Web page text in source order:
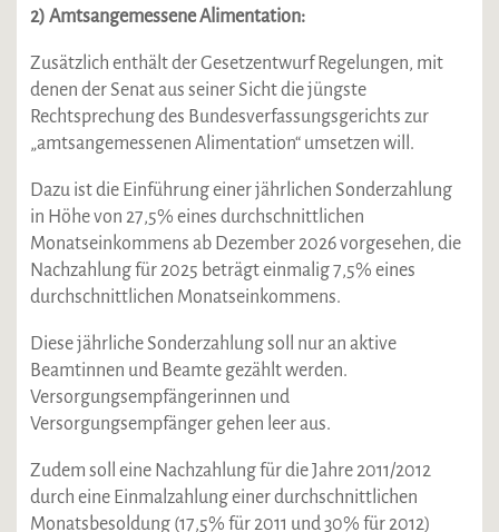
2) Amtsangemessene Alimentation:
Zusätzlich enthält der Gesetzentwurf Regelungen, mit
denen der Senat aus seiner Sicht die jüngste
Rechtsprechung des Bundesverfassungsgerichts zur
„amtsangemessenen Alimentation“ umsetzen will.
Dazu ist die Einführung einer jährlichen Sonderzahlung
in Höhe von 27,5% eines durchschnittlichen
Monatseinkommens ab Dezember 2026 vorgesehen, die
Nachzahlung für 2025 beträgt einmalig 7,5% eines
durchschnittlichen Monatseinkommens.
Diese jährliche Sonderzahlung soll nur an aktive
Beamtinnen und Beamte gezählt werden.
Versorgungsempfängerinnen und
Versorgungsempfänger gehen leer aus.
Zudem soll eine Nachzahlung für die Jahre 2011/2012
durch eine Einmalzahlung einer durchschnittlichen
Monatsbesoldung (17,5% für 2011 und 30% für 2012)